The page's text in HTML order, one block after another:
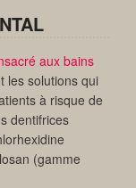
aux bains
les solutions qui
à risque de
dentifrices
(gamme